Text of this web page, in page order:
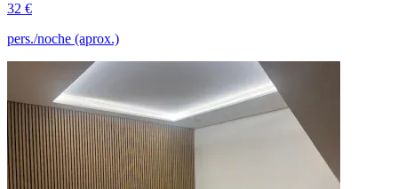
32 €
pers./noche (aprox.)